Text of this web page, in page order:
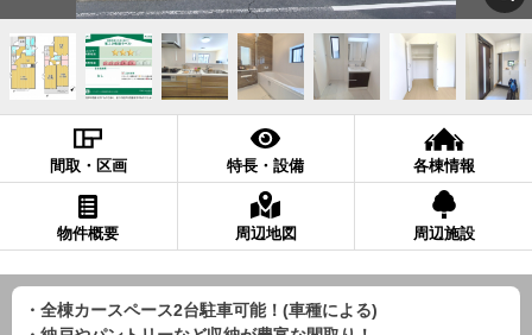
間取・区画 特長・設備 各棟情報
物件概要 周辺地図 周辺施設
・全棟カースペース2台駐車可能！(車種による)